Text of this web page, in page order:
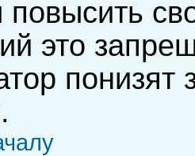
повысить
это
понизят